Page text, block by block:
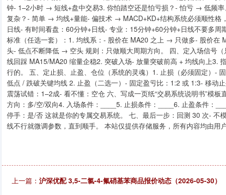
钟- 1–2小时 → 短线+盘中交易3. 你怕踏空还是怕亏损？- 怕亏 → 低频
复杂？- 简单 → 均线+量能- 偏技术 → MACD+KD+结构系统必须顺性格
日线- 有时间看盘：60分钟+日线- 专业：15分钟+60分钟+日线不要多
标准（任选一套）：1. 均线系：- 股价在 MA20 之上 → 只做多- 股价
头- 低点不断降低 → 空头 规则：只做顺大周期方向。 四、定入场信号
线回踩 MA15/MA20 缩量企稳2. 突破入场- 放量突破前高 + 均线向上3.
行的。 五、定止损、止盈、仓位（系统的灵魂）1. 止损（必须固定）-
低点 / 跌破关键均线 2. 止盈（二选一）- 固定盈亏比：1:2 或 1:3- 移动
震荡试错：1–2成- 看不懂：空仓 六、写成一页纸“交易系统说明书”模
方向：多/空/双向4. 入场条件：____5. 止损条件：____6. 止盈条件：
停手：是/否 这就是你的专属交易系统。 七、最后一步：回测 30 次-
线不行就微调参数，直到顺手。 本站仅提供存储服务，所有内容均由用
上一篇： 沪深优配 3,5-二氯-4-氟硝基苯商品报价动态（2026-05-30）